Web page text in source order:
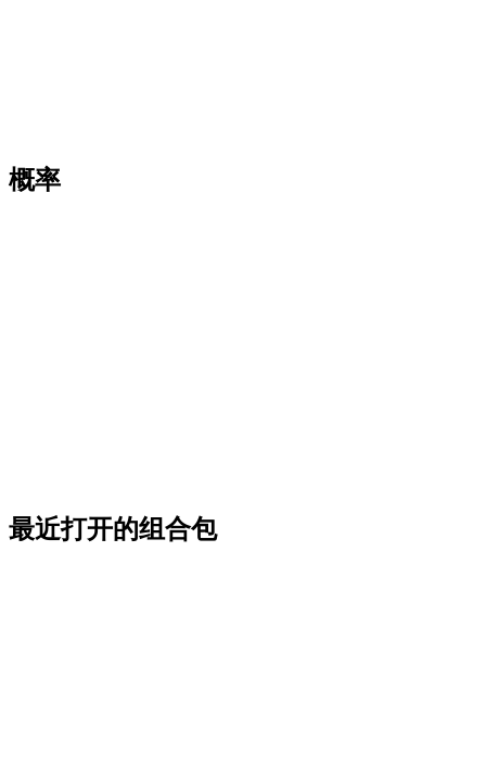
概率
最近打开的组合包